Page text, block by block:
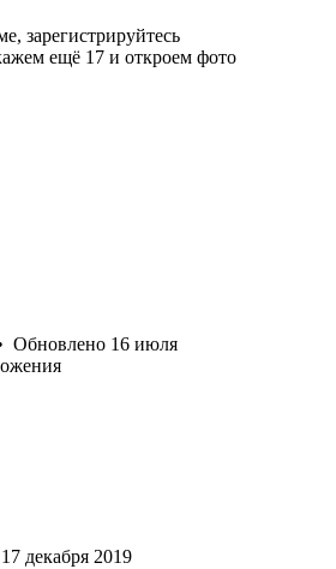
зарегистрируйтесь
ещё 17 и откроем фото
Обновлено 16 июля
17 декабря 2019